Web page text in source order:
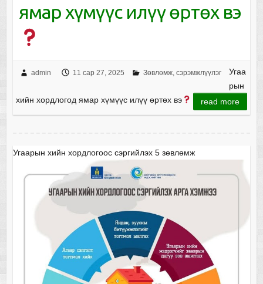
ямар хүмүүс илүү өртөх вэ
admin 11 сар 27, 2025 Зөвлөмж, сэрэмжлүүлэг
Угаа
рын
хийн хордлогод ямар хүмүүс илүү өртөх вэ
read more
Угаарын хийн хордлогоос сэргийлэх 5 зөвлөмж